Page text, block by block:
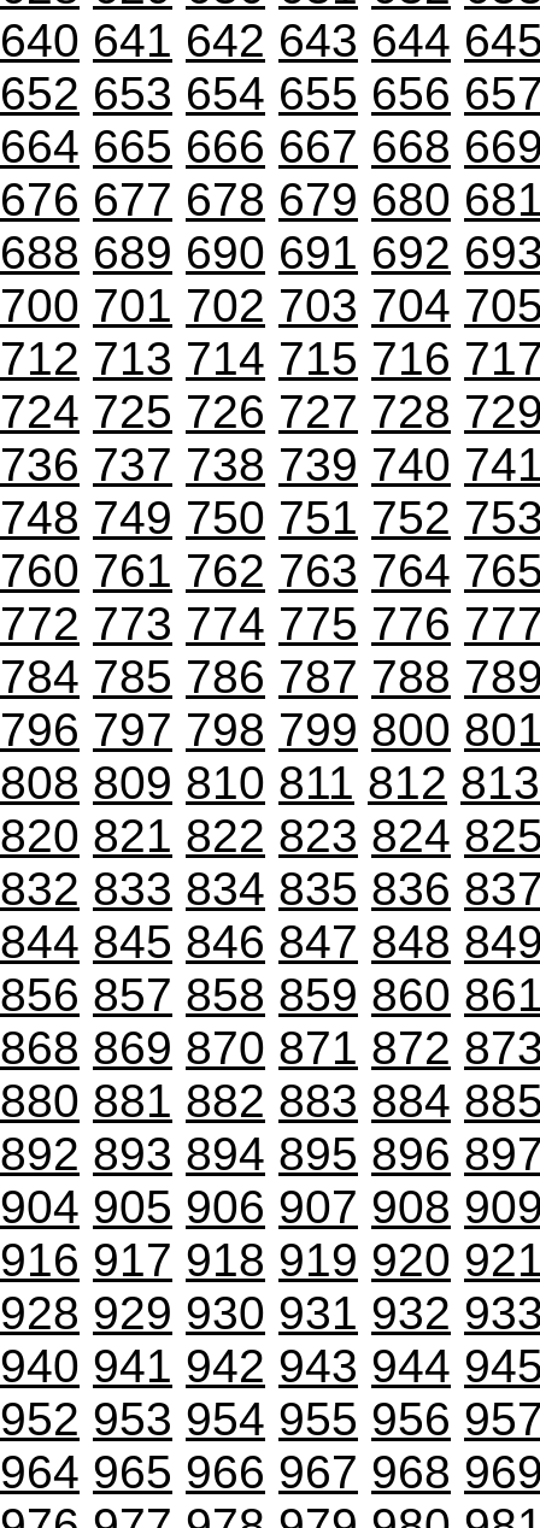
640 641 642 643 644
652 653 654 655 656
664 665 666 667 668
676 677 678 679 680
688 689 690 691 692
700 701 702 703 704
712 713 714 715 716
724 725 726 727 728
736 737 738 739 740
748 749 750 751 752
760 761 762 763 764
772 773 774 775 776
784 785 786 787 788
796 797 798 799 800
808 809 810 811 812 813
820 821 822 823 824
832 833 834 835 836
844 845 846 847 848
856 857 858 859 860
868 869 870 871 872
880 881 882 883 884
892 893 894 895 896
904 905 906 907 908
916 917 918 919 920
928 929 930 931 932
940 941 942 943 944
952 953 954 955 956
964 965 966 967 968